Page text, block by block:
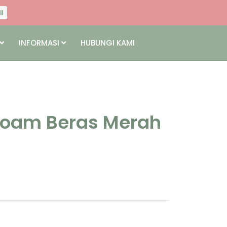
INFORMASI HUBUNGI KAMI
Beras Merah